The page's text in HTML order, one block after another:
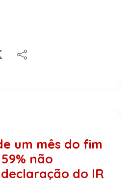
um mês do fim
não
do IR